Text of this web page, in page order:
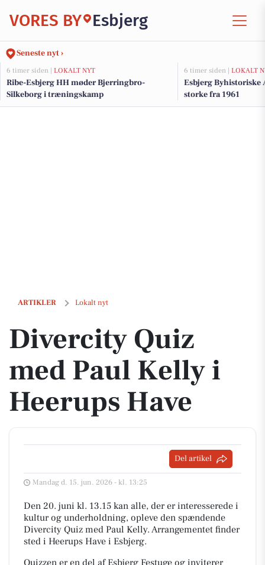
VORES BY Esbjerg
Seneste nyt ›
6 timer siden | LOKALT NYT
Ribe-Esbjerg HH møder Bjerringbro-
Silkeborg i træningskamp
6 timer siden | LOKALT
Esbjerg Byhistoriske
storke fra 1961
ARTIKLER Lokalt nyt
Divercity Quiz med Paul Kelly i Heerups Have
Divercity Quiz
med Paul Kelly i
Heerups Have
Del artikel
Mandag d. 15. jun. 2026 - kl. 13:25
Den 20. juni kl. 13.15 kan alle, der er interesserede i
kultur og underholdning, opleve den spændende
Divercity Quiz med Paul Kelly. Arrangementet finder
sted i Heerups Have i Esbjerg.
Quizzen er en del af Esbjerg Festuge og inviterer